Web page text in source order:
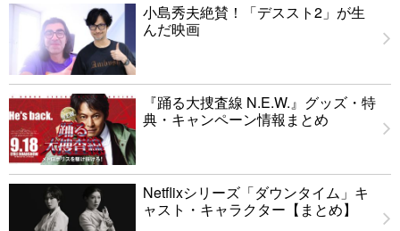
小島秀夫絶賛！「デススト2」が生
んだ映画
『踊る大捜査線 N.E.W.』グッズ・特
典・キャンペーン情報まとめ
Netflixシリーズ「ダウンタイム」キ
ャスト・キャラクター【まとめ】